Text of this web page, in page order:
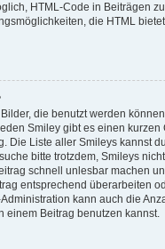
HTML-Code in Beiträgen
die HTML
die benutzt werden
Smiley gibt es einen kurzen
Die Liste aller Smileys kannst
bitte trotzdem, Smileys
schnell unlesbar machen
entsprechend überarbeiten
kann auch die
einem Beitrag benutzen kannst.